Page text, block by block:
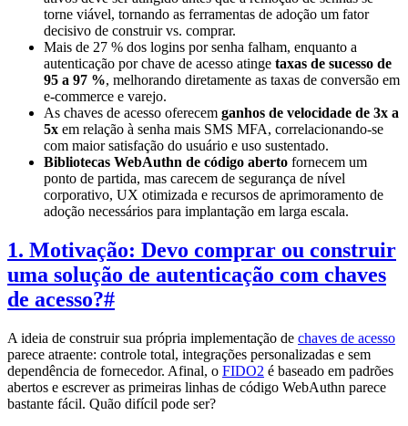
torne viável, tornando as ferramentas de adoção um fator
decisivo de construir vs. comprar.
Mais de 27 % dos logins por senha falham, enquanto a
autenticação por chave de acesso atinge taxas de sucesso de
95 a 97 %, melhorando diretamente as taxas de conversão em
e-commerce e varejo.
As chaves de acesso oferecem ganhos de velocidade de 3x a
5x em relação à senha mais SMS MFA, correlacionando-se
com maior satisfação do usuário e uso sustentado.
Bibliotecas WebAuthn de código aberto fornecem um
ponto de partida, mas carecem de segurança de nível
corporativo, UX otimizada e recursos de aprimoramento de
adoção necessários para implantação em larga escala.
1. Motivação: Devo comprar ou construir
uma solução de autenticação com chaves
de acesso?#
A ideia de construir sua própria implementação de chaves de acesso
parece atraente: controle total, integrações personalizadas e sem
dependência de fornecedor. Afinal, o FIDO2 é baseado em padrões
abertos e escrever as primeiras linhas de código WebAuthn parece
bastante fácil. Quão difícil pode ser?